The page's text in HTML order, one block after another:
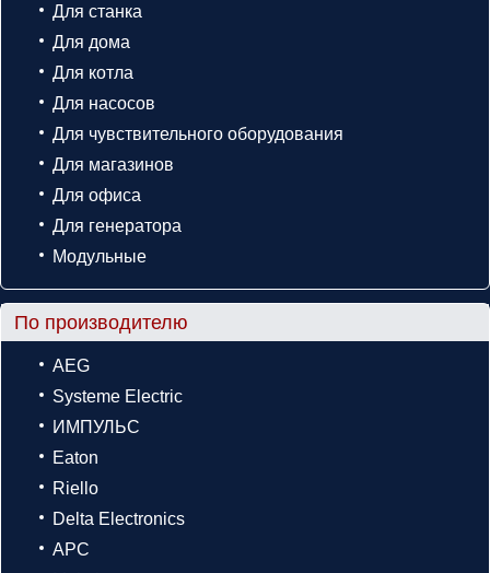
Для станка
Для дома
Для котла
Для насосов
Для чувствительного оборудования
Для магазинов
Для офиса
Для генератора
Модульные
По производителю
AEG
Systeme Electric
ИМПУЛЬС
Eaton
Riello
Delta Electronics
APC